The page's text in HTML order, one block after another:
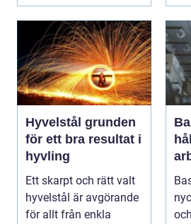
Hyvelstål grunden
för ett bra resultat i
hyvling
Ett skarpt och rätt valt
hyvelstål är avgörande
för allt från enkla
och